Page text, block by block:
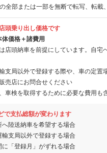
部または一部を無断で転写、転載
頭乗り出し価格です
価格＋諸費用
店頭納車を前提にしています。自宅
支局以外で登録する際や、車の定置
売店にお問合せください
車検を取得するために必要な費用も
で支払総額が変わります
陸送納車を希望する場合
支局以外で登録する場合
「登録月」がずれる場合